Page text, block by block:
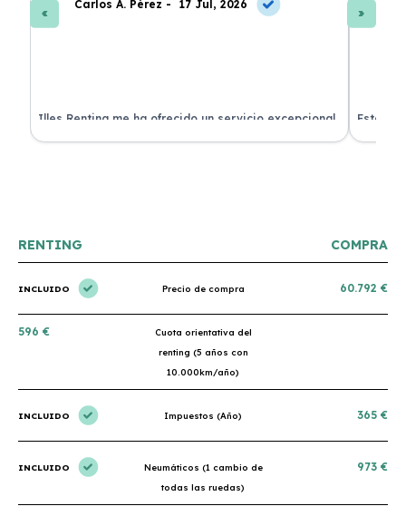
Carlos A. Pérez - 17 Jul, 2026
Illes Renting me ha ofrecido un servicio excepcional.
Su atención al cliente es muy buena y el coche llegó
Estoy
nuevo y
RENTING COMPRA
INCLUIDO Precio de compra 60.792 €
596 €
Cuota orientativa del
renting (5 años con
10.000km/año)
INCLUIDO Impuestos (Año) 365 €
INCLUIDO
Neumáticos (1 cambio de
todas las ruedas)
973 €